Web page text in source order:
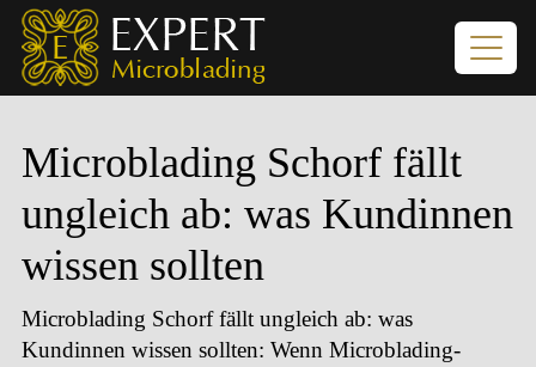
Microblading Schorf fällt
ungleich ab: was Kundinnen
wissen sollten
Microblading Schorf fällt ungleich ab: was
Kundinnen wissen sollten: Wenn Microblading-